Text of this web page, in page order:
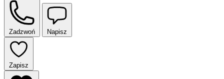
Zadzwoń Napisz
Zapisz